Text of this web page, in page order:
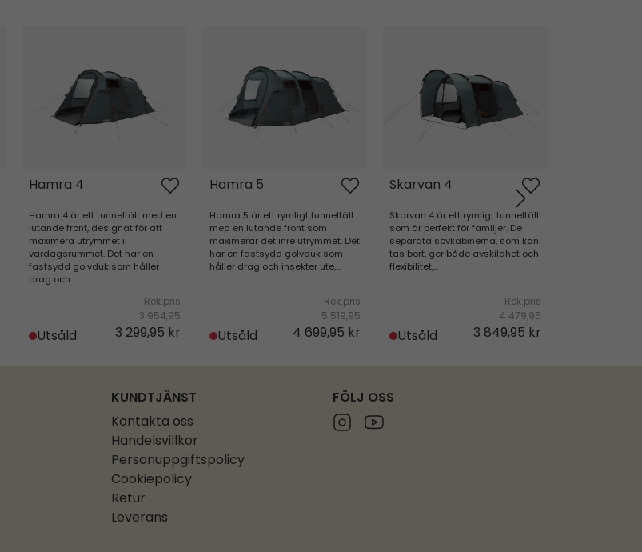
Hamra 4
Hamra 4 är ett tunneltält med en
lutande front, designat för att
maximera utrymmet i
vardagsrummet. Det har en
fastsydd golvduk som håller
drag och...
Utsåld
Rek.pris
3 954,95
3 299,95 kr
Hamra 5
Hamra 5 är ett rymligt tunneltält
med en lutande front som
maximerar det inre utrymmet. Det
har en fastsydd golvduk som
håller drag och insekter ute,...
Utsåld
Rek.pris
5 519,95
4 699,95 kr
Skarvan 4
Skarvan 4 är ett rymligt tunneltält
som är perfekt för familjer. De
separata sovkabinerna, som kan
tas bort, ger både avskildhet och
flexibilitet,...
Utsåld
Rek.pris
4 479,95
3 849,95 kr
KUNDTJÄNST
Kontakta oss
Handelsvillkor
Personuppgiftspolicy
Cookiepolicy
Retur
Leverans
FÖLJ OSS
Instagram
Youtube